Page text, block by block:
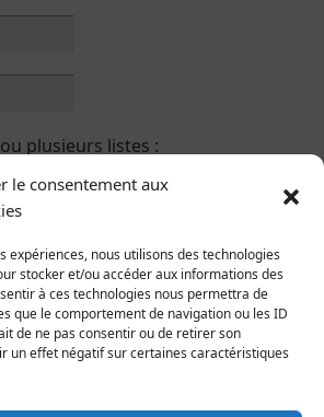
le consentement aux
expériences, nous utilisons des technologies
stocker et/ou accéder aux informations des
à ces technologies nous permettra de
que le comportement de navigation ou les ID
de ne pas consentir ou de retirer son
un effet négatif sur certaines caractéristiques
plusieurs listes :
de Manche-Nature
soient traitées conformément à
.